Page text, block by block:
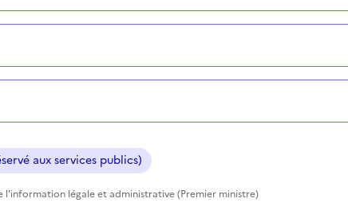
aux services publics)
l'information légale et administrative (Premier ministre)